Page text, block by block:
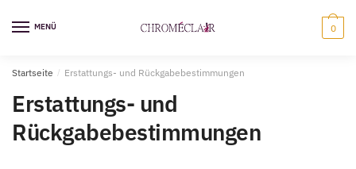
Navigation
Inhalt MENÜ 0
Startseite / Erstattungs- und Rückgabebestimmungen
Erstattungs- und
Rückgabebestimmungen